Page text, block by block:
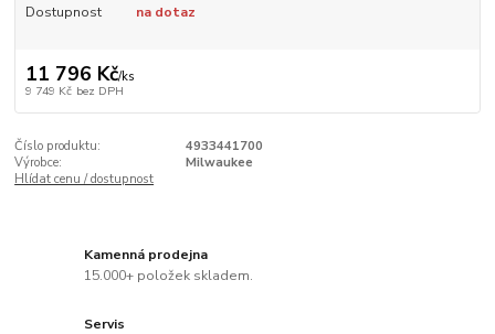
Dostupnost na dotaz
11 796 Kč/ks
9 749 Kč bez DPH
Číslo produktu:
4933441700
Výrobce:
Milwaukee
Hlídat cenu / dostupnost
Kamenná prodejna
15.000+ položek skladem.
Servis